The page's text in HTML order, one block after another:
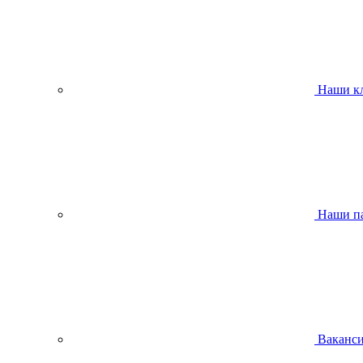
Наши
Наши